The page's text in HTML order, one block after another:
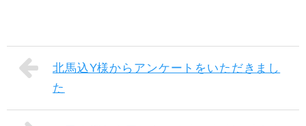
北馬込Y様からアンケートをいただきまし
た